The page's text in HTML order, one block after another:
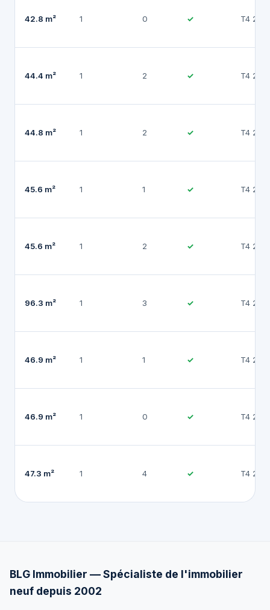
42.8 m² 1 0 ✓ T4
44.4 m² 1 2 ✓ T4
44.8 m² 1 2 ✓ T4
45.6 m² 1 1 ✓ T4
45.6 m² 1 2 ✓ T4
96.3 m² 1 3 ✓ T4
46.9 m² 1 1 ✓ T4
46.9 m² 1 0 ✓ T4
47.3 m² 1 4 ✓ T4
BLG Immobilier — Spécialiste de l'immobilier
neuf depuis 2002